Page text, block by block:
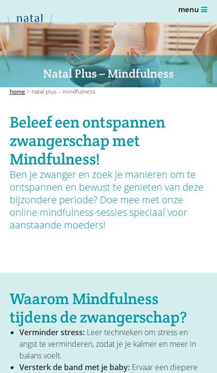
Natal Plus – Mindfulness
menu
home > natal plus – mindfulness
Beleef een ontspannen
zwangerschap met
Mindfulness!
Ben je zwanger en zoek je manieren om te
ontspannen en bewust te genieten van deze
bijzondere periode? Doe mee met onze
online mindfulness-sessies speciaal voor
aanstaande moeders!
Waarom Mindfulness
tijdens de zwangerschap?
Verminder stress:Leer technieken om stress en
angst te verminderen, zodat je je kalmer en meer in
balans voelt.
Versterk de band met je baby:Ervaar een diepere